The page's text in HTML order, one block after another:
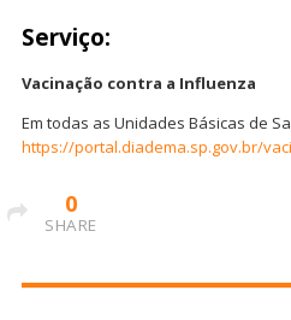
Serviço:
Vacinação contra a Influenza
Em todas as Unidades Básicas de
https://portal.diadema.sp.gov.br/
0
SHARE